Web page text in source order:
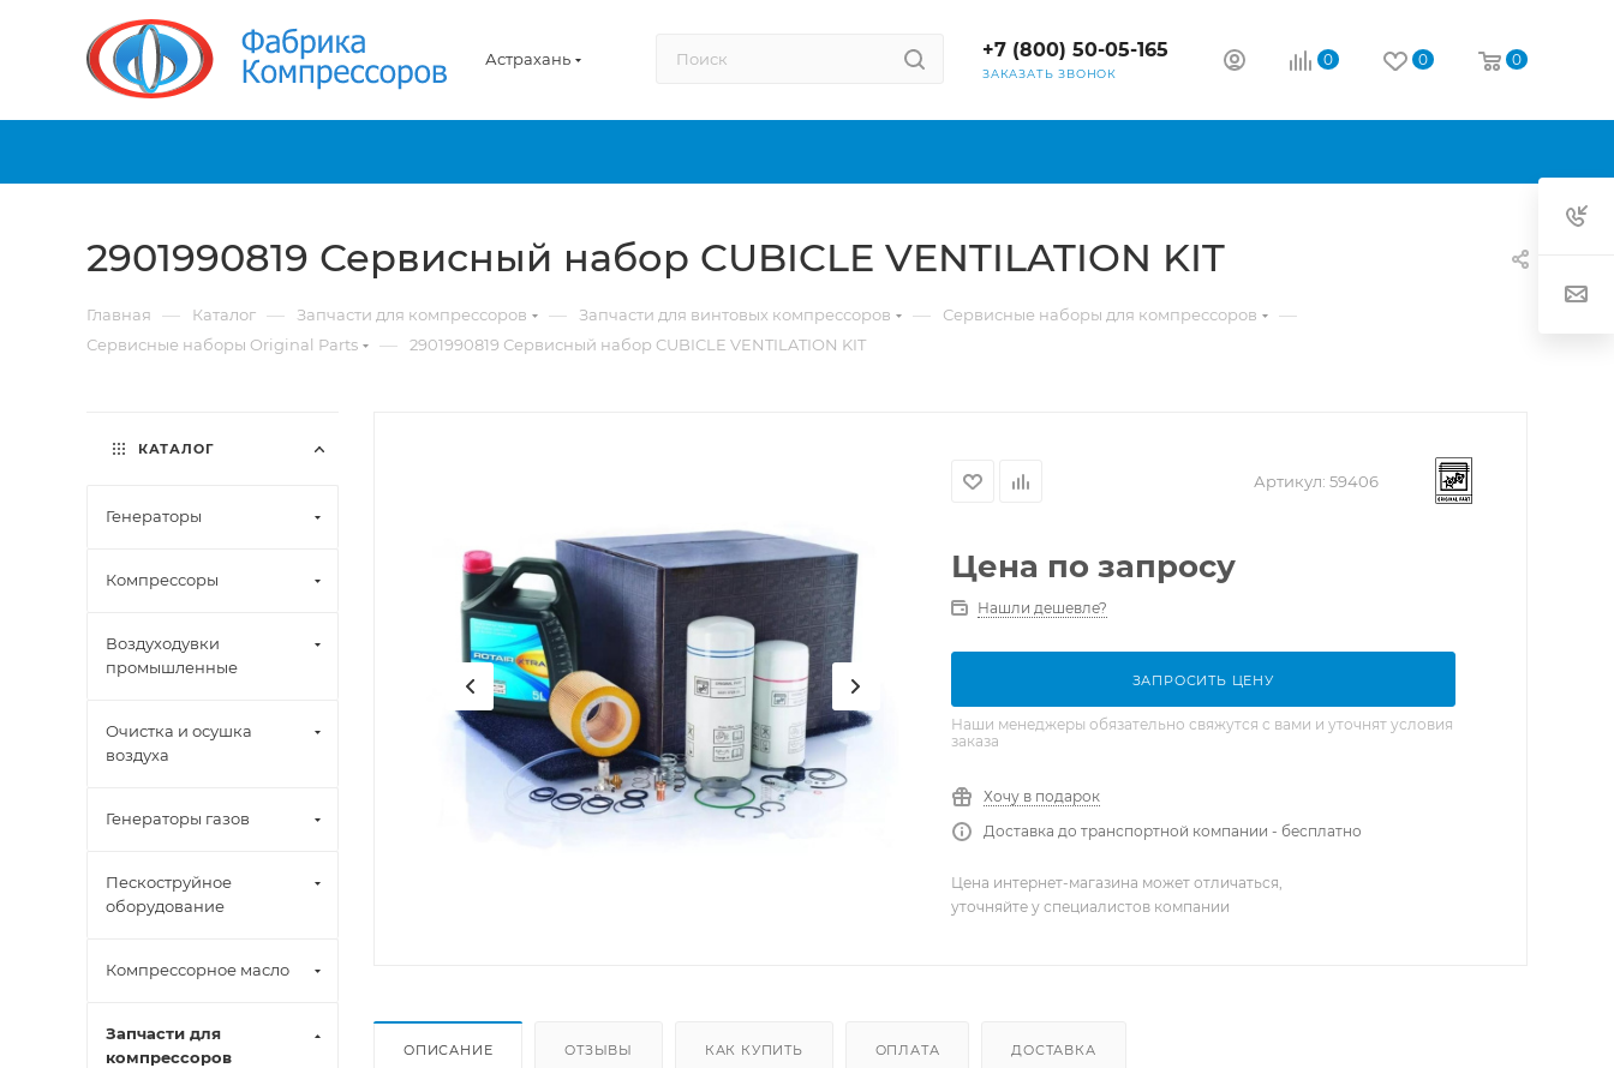
Астрахань +7 (800) 50-05-165
ЗАКАЗАТЬ ЗВОНОК
0 0 0
2901990819 Сервисный набор CUBICLE VENTILATION KIT
Главная — Каталог — Запчасти для компрессоров — Запчасти для винтовых компрессоров — Сервисные наборы для компрессоров —
Сервисные наборы Original Parts — 2901990819 Сервисный набор CUBICLE VENTILATION KIT
Артикул: 59406
Цена по запросу
Нашли дешевле?
ЗАПРОСИТЬ ЦЕНУ
Наши менеджеры обязательно свяжутся с вами и уточнят условия
заказа
Хочу в подарок
Доставка до транспортной компании - бесплатно
Цена интернет-магазина может отличаться,
уточняйте у специалистов компании
ОПИСАНИЕ ОТЗЫВЫ КАК КУПИТЬ ОПЛАТА ДОСТАВКА
КАТАЛОГ
Генераторы
Компрессоры
Воздуходувки
промышленные
Очистка и осушка
воздуха
Генераторы газов
Пескоструйное
оборудование
Компрессорное масло
Запчасти для
компрессоров